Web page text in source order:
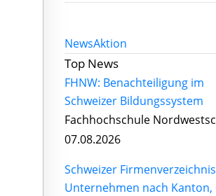
NewsAktion
Top News
FHNW: Benachteiligung im
Schweizer Bildungssystem
Fachhochschule
07.08.2026
Schweizer
Unternehmen nach Kanton,